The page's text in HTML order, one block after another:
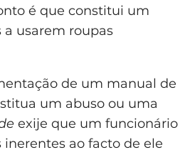
é que constitui um
a usarem roupas
de um manual de
um abuso ou uma
exije que um funcionário
ao facto de ele